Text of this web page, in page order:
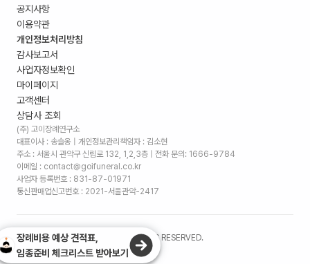
공지사항
이용약관
개인정보처리방침
감사보고서
사업자정보확인
마이페이지
고객센터
상담사 조회
(주) 고이장례연구소
대표이사 : 송슬옹 | 개인정보관리책임자 : 김소현
주소 : 서울시 관악구 신림로 132, 1,2,3층 | 전화 문의: 1666-9784
이메일 : contact@goifuneral.co.kr
사업자 등록번호 : 831-87-01971
통신판매업신고번호 : 2021-서울관악-2417
©2026. (주)고이장례연구소 ALL RIGHTS RESERVED.
장례비용 예상 견적표,
임종준비 체크리스트 받아보기